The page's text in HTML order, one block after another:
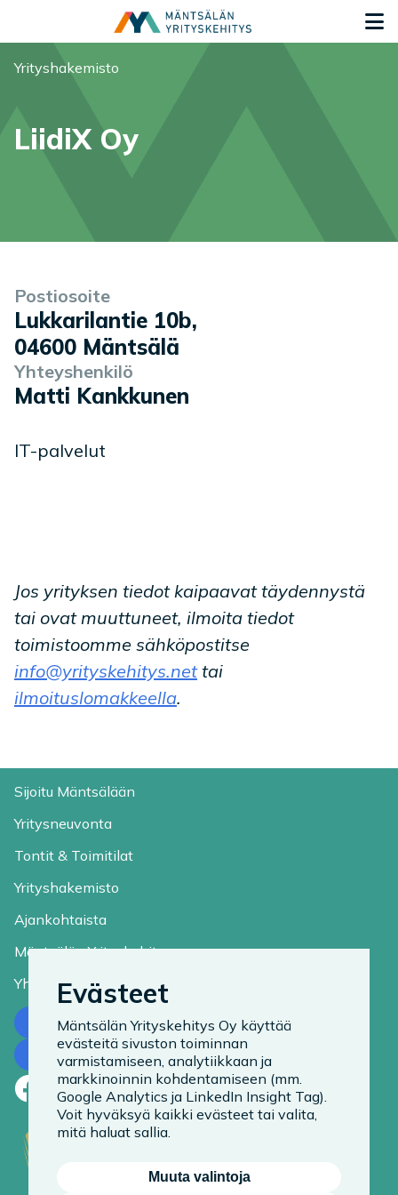
Olet tässä:
Yrityshakemisto
LiidiX Oy
Yrityksen tiedot
Postiosoite
Lukkarilantie 10b,
04600 Mäntsälä
Yhteyshenkilö
Matti Kankkunen
Palvelukuvaus
IT-palvelut
Jos yrityksen tiedot kaipaavat täydennystä
tai ovat muuttuneet, ilmoita tiedot
toimistoomme sähköpostitse
info@yrityskehitys.nettai
ilmoituslomakkeella.
Sijoitu Mäntsälään
Yritysneuvonta
Tontit & Toimitilat
Yrityshakemisto
Ajankohtaista
Mäntsälän Yrityskehitys
Yhteystiedot
Ota yhteyttä
Tilaa uutiskirje
Facebook
LinkedIn
Instagram
Evästeet
Mäntsälän Yrityskehitys Oy käyttää
evästeitä sivuston toiminnan
varmistamiseen, analytiikkaan ja
markkinoinnin kohdentamiseen (mm.
Google Analytics ja LinkedIn Insight Tag).
Voit hyväksyä kaikki evästeet tai valita,
mitä haluat sallia.
Muuta valintoja